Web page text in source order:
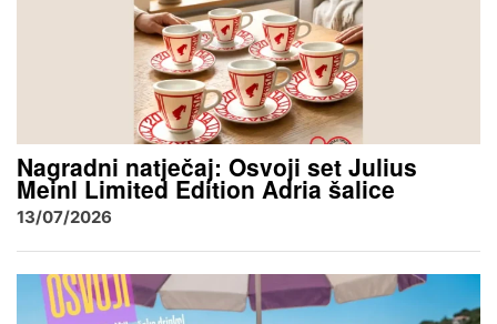
Nagradni natječaj: Osvoji set Julius
Meinl Limited Edition Adria šalice
13/07/2026